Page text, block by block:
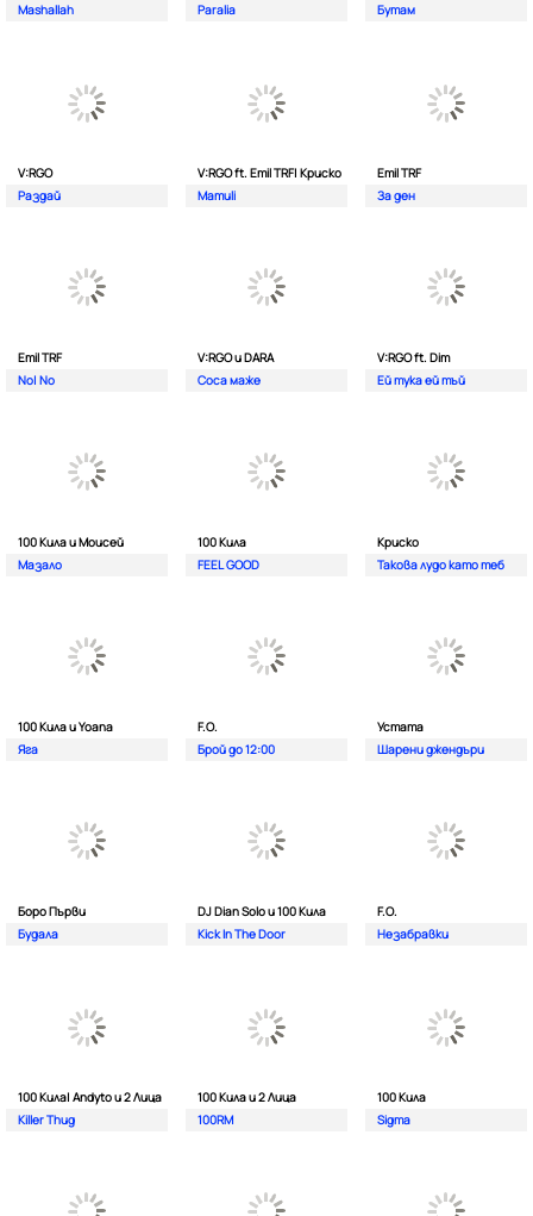
Mashallah
Paralia
Бутам
V:RGO
Раздай
V:RGO ft. Emil TRF| Криско
Mamuli
Emil TRF
За ден
Emil TRF
No| No
V:RGO и DARA
Соса маже
V:RGO ft. Dim
Ей тука ей тъй
100 Кила и Моисей
Мазало
100 Кила
FEEL GOOD
Криско
Такова лудо като теб
100 Кила и Yoana
Яга
F.O.
Брой до 12:00
Устата
Шарени джендъри
Боро Първи
Будала
DJ Dian Solo и 100 Кила
Kick In The Door
F.O.
Незабравки
100 Кила| Andyto и 2 Лица
Killer Thug
100 Кила и 2 Лица
100RM
100 Кила
Sigma